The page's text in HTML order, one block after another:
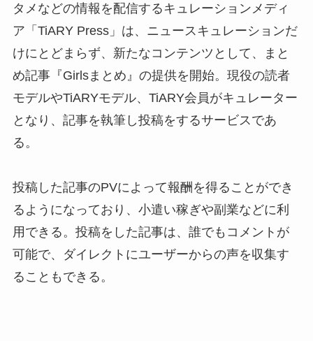
タメなどの情報を配信するキュレーションメディ
ア「TiARY Press」は、ニュースキュレーションだ
けにとどまらず、新たなコンテンツとして、まと
め記事『Girlsまとめ』の提供を開始。現役の読者
モデルやTiARYモデル、TiARY会員がキュレーター
となり、記事を執筆し投稿をするサービスであ
る。
投稿した記事のPVによって報酬を得ることができ
るようになっており、小遣い稼ぎや副業などに利
用できる。投稿をした記事は、誰でもコメントが
可能で、ダイレクトにユーザーからの声を収集す
ることもできる。